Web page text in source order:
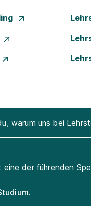
warum uns bei
eine der führenden
.